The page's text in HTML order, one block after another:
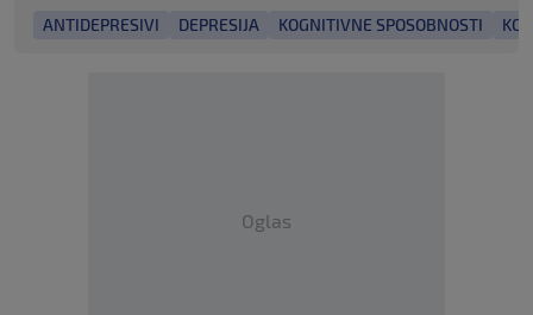
ANTIDEPRESIVI DEPRESIJA KOGNITIVNE SPOSOBNOSTI
Oglas